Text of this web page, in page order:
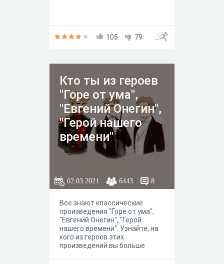
105 79
Кто ты из героев
"Горе от ума",
"Евгений Онегин",
"Герой нашего
времени"
02.03.2021 6443 8
Все знают классические
произведения "Горе от ума",
"Евгений Онегин", "Герой
нашего времени". Узнайте, на
кого из героев этих
произведений вы больше